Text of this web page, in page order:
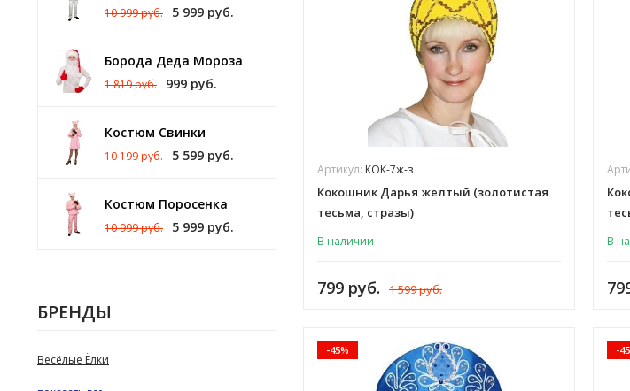
10 999 руб. 5 999 руб.
Борода Деда Мороза
1 819 руб. 999 руб.
Костюм Свинки
10 199 руб. 5 599 руб.
Костюм Поросенка
10 999 руб. 5 999 руб.
БРЕНДЫ
Весёлые Ёлки
Артикул: КОК-7ж-з
Кокошник Дарья желтый (золотистая
тесьма, стразы)
В наличии
799 руб. 1 599 руб.
В
-45% -